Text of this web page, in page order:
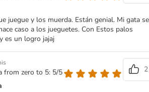
juegue y los muerda. Están genial. Mi gata se
caso a los jueguetes. Con Estos palos
es un logro jajaj
from zero to 5: 5/5
2